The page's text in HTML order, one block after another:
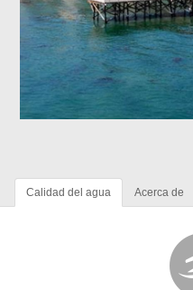
Calidad del agua Acerca de